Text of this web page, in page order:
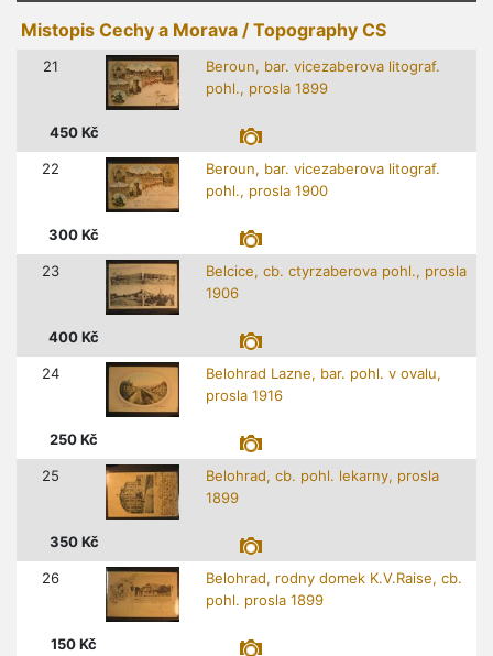
Mistopis Cechy a Morava / Topography CS
21
Beroun, bar. vicezaberova litograf.
pohl., prosla 1899
450 Kč
22
Beroun, bar. vicezaberova litograf.
pohl., prosla 1900
300 Kč
23
Belcice, cb. ctyrzaberova pohl., prosla
1906
400 Kč
24
Belohrad Lazne, bar. pohl. v ovalu,
prosla 1916
250 Kč
25
Belohrad, cb. pohl. lekarny, prosla
1899
350 Kč
26
Belohrad, rodny domek K.V.Raise, cb.
pohl. prosla 1899
150 Kč